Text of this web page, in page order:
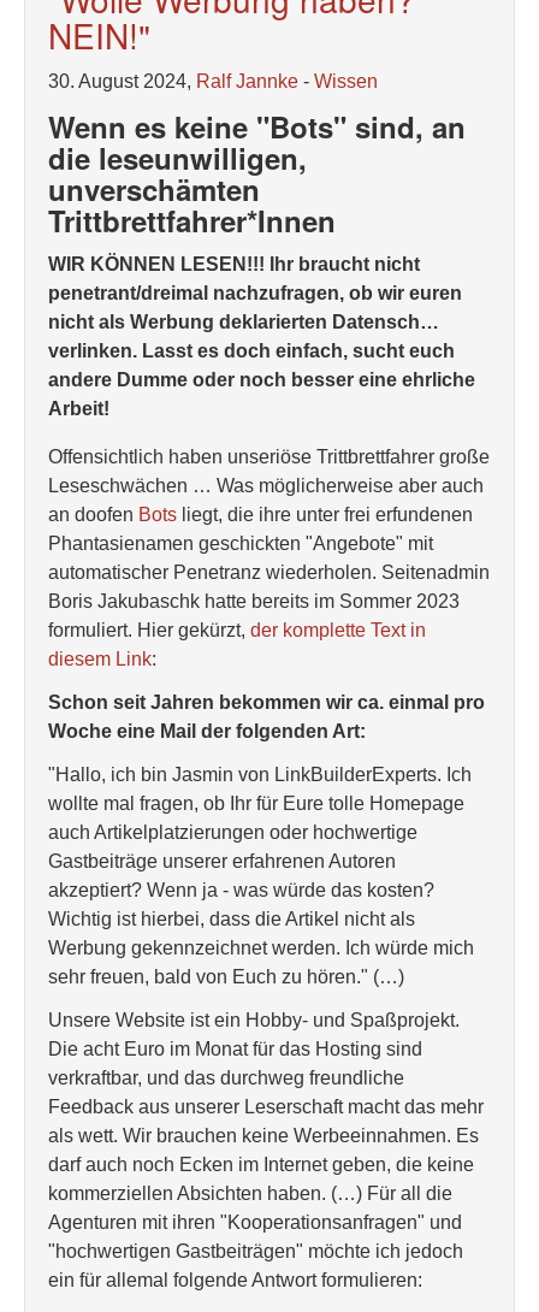
NEIN!"
30. August 2024, Ralf Jannke - Wissen
Wenn es keine "Bots" sind, an
die leseunwilligen,
unverschämten
Trittbrettfahrer*Innen
WIR KÖNNEN LESEN!!! Ihr braucht nicht
penetrant/dreimal nachzufragen, ob wir euren
nicht als Werbung deklarierten Datensch…
verlinken. Lasst es doch einfach, sucht euch
andere Dumme oder noch besser eine ehrliche
Arbeit!
Offensichtlich haben unseriöse Trittbrettfahrer große
Leseschwächen … Was möglicherweise aber auch
an doofen Bots liegt, die ihre unter frei erfundenen
Phantasienamen geschickten "Angebote" mit
automatischer Penetranz wiederholen. Seitenadmin
Boris Jakubaschk hatte bereits im Sommer 2023
formuliert. Hier gekürzt, der komplette Text in
diesem Link:
Schon seit Jahren bekommen wir ca. einmal pro
Woche eine Mail der folgenden Art:
"Hallo, ich bin Jasmin von LinkBuilderExperts. Ich
wollte mal fragen, ob Ihr für Eure tolle Homepage
auch Artikelplatzierungen oder hochwertige
Gastbeiträge unserer erfahrenen Autoren
akzeptiert? Wenn ja - was würde das kosten?
Wichtig ist hierbei, dass die Artikel nicht als
Werbung gekennzeichnet werden. Ich würde mich
sehr freuen, bald von Euch zu hören." (…)
Unsere Website ist ein Hobby- und Spaßprojekt.
Die acht Euro im Monat für das Hosting sind
verkraftbar, und das durchweg freundliche
Feedback aus unserer Leserschaft macht das mehr
als wett. Wir brauchen keine Werbeeinnahmen. Es
darf auch noch Ecken im Internet geben, die keine
kommerziellen Absichten haben. (…) Für all die
Agenturen mit ihren "Kooperationsanfragen" und
"hochwertigen Gastbeiträgen" möchte ich jedoch
ein für allemal folgende Antwort formulieren: